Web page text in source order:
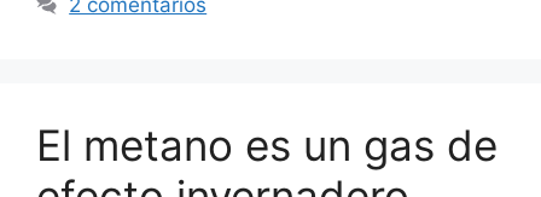
El metano es un gas de